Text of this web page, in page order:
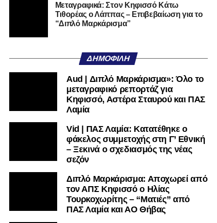
Μεταγραφικά: Στον Κηφισσό Κάτω
Τιθορέας ο Λάππας – Επιβεβαίωση για το
“Διπλό Μαρκάρισμα”
ΔΗΜΟΦΙΛΉ
Aud | Διπλό Μαρκάρισμα»: Όλο το
μεταγραφικό ρεπορτάζ για
Κηφισσό, Αστέρα Σταυρού και ΠΑΣ
Λαμία
Vid | ΠΑΣ Λαμία: Κατατέθηκε ο
φάκελος συμμετοχής στη Γ’ Εθνική
– Ξεκινά ο σχεδιασμός της νέας
σεζόν
Διπλό Μαρκάρισμα: Αποχωρεί από
τον ΑΠΣ Κηφισσό ο Ηλίας
Τουρκοχωρίτης – “Ματιές” από
ΠΑΣ Λαμία και ΑΟ Θήβας